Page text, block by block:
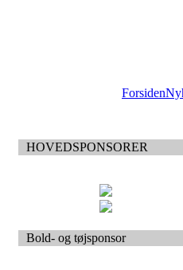
Forsiden
HOVEDSPONSORER
Bold- og tøjsponsor